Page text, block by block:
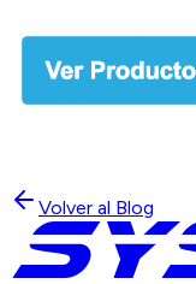
Volver al Blog